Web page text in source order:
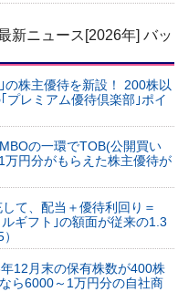
新ニュース[2026年] バッ
株主優待を新設！ 200株以
プレミアム優待倶楽部｣ポイ
の一環でTOB(公開買い
円分がもらえた株主優待が
て、配当＋優待利回り＝
ギフト｣の額面が従来の1.3
12月末の保有株数が400株
ら6000～1万円分の自社商